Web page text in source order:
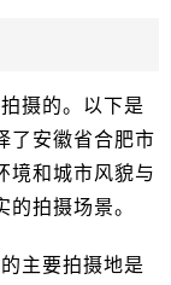
摄的。以下是
了安徽省合肥市
境和城市风貌与
拍摄场景。
主要拍摄地是